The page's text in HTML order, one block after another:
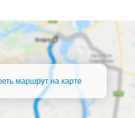
маршрут на карте